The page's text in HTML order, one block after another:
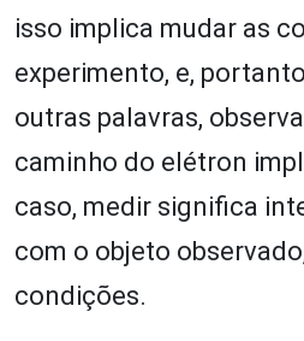
isso implica mudar as
experimento, e,
outras palavras,
caminho do elétron
caso, medir significa
com o objeto
condições.